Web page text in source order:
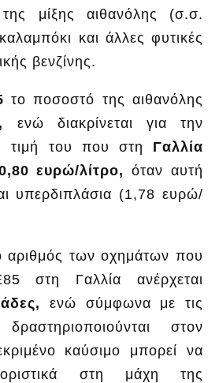
μίξης αιθανόλης (σ.σ.
και άλλες φυτικές
βενζίνης.
το ποσοστό της αιθανόλης
ενώ διακρίνεται για την
τιμή του που στη Γαλλία
ευρώ/λίτρο,όταν αυτή
υπερδιπλάσια (1,78 ευρώ/
αριθμός των οχημάτων που
στη Γαλλία ανέρχεται
ενώ σύμφωνα με τις
στον
καύσιμο μπορεί να
στη μάχη της